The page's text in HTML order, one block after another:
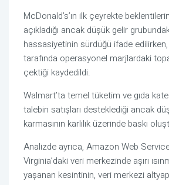
McDonald’s’ın ilk çeyrekte
açıkladığı ancak düşük gelir
hassasiyetinin sürdüğü ifade
tarafında operasyonel marjlardaki
çektiği kaydedildi.
Walmart’ta temel tüketim ve gıda
talebin satışları desteklediği ancak
karmasının karlılık üzerinde baskı
Analizde ayrıca, Amazon Web
Virginia’daki veri merkezinde aşırı
yaşanan kesintinin, veri merkezi